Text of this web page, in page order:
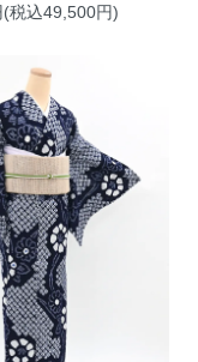
税込49,500円)